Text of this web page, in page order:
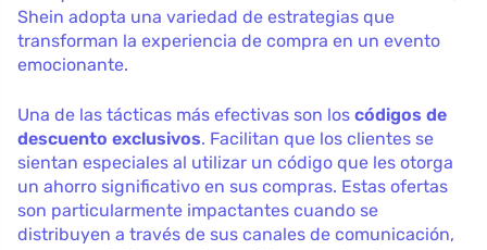
Shein adopta una variedad de estrategias que
transforman la experiencia de compra en un evento
emocionante.
Una de las tácticas más efectivas son los códigos de
descuento exclusivos. Facilitan que los clientes se
sientan especiales al utilizar un código que les otorga
un ahorro significativo en sus compras. Estas ofertas
son particularmente impactantes cuando se
distribuyen a través de sus canales de comunicación,